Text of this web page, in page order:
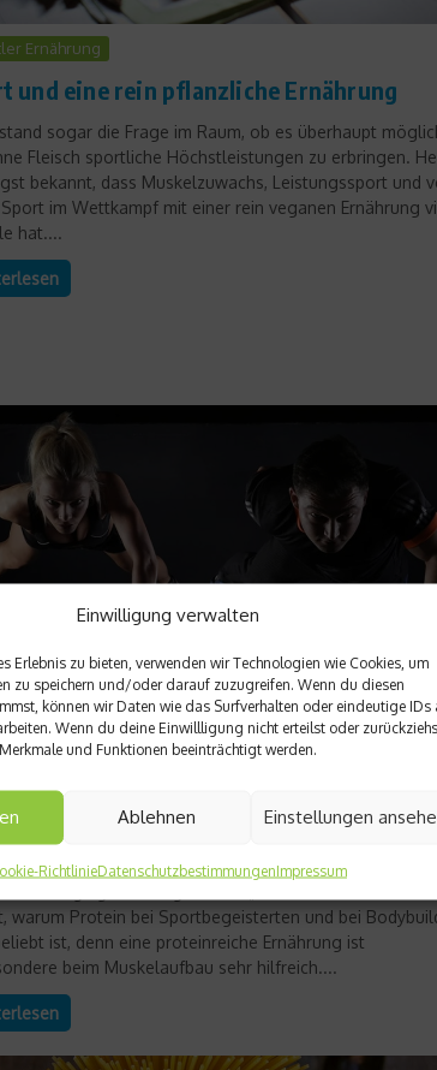
Einwilligung verwalten
Erlebnis zu bieten, verwenden wir Technologien wie Cookies, um
zu speichern und/oder darauf zuzugreifen. Wenn du diesen
können wir Daten wie das Surfverhalten oder eindeutige IDs
Wenn du deine Einwillligung nicht erteilst oder
und Funktionen beeinträchtigt werden.
Ablehnen Einstellungen
RichtlinieDatenschutzbestimmungenImpressum
Ernährung
und eine rein pflanzliche Ernährung
stand sogar die Frage im Raum, ob es überhaupt
Fleisch sportliche Höchstleistungen zu erbringen.
bekannt, dass Muskelzuwachs, Leistungssport und
im Wettkampf mit einer rein veganen Ernährung
hat....
Ernährung
– So wichtig ist Eiweiß für den
(= Eiweiß) zählt wie die Kohlenhydrate und Fette zu den
Die meisten dieser Nährstoffe werden vom
warum Protein bei Sportbegeisterten und bei
ist, denn eine proteinreiche Ernährung ist
beim Muskelaufbau sehr hilfreich....
Gesundheitsmythen
vollem Bauch ins Wasser?
11. Oktober 2011